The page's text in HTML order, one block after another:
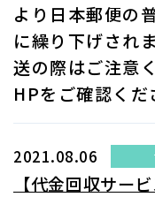
より日本郵便の
に繰り下げされ
送の際はご注意
HPをご確認くだ
2021.08.06
【代金回収サー